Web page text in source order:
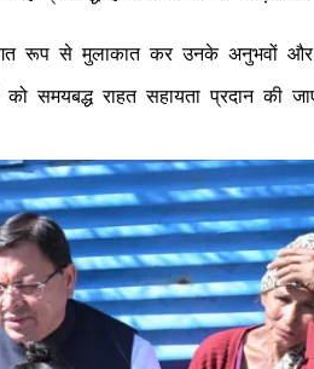
रूप से मुलाकात कर उनके अनुभवों
को समयबद्ध राहत सहायता प्रदान की